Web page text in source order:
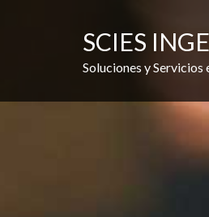
SCIES
Soluciones y Servicios